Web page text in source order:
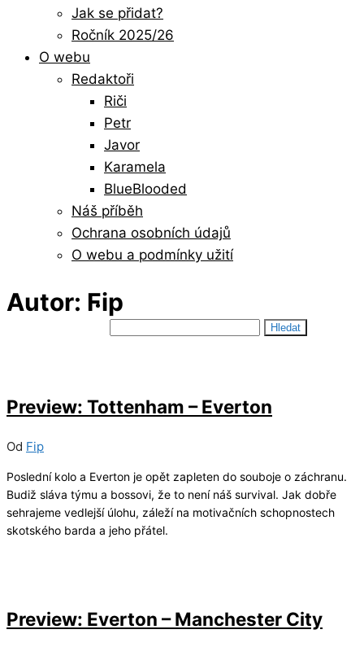
Jak se přidat?
Ročník 2025/26
O webu
Redaktoři
Riči
Petr
Javor
Karamela
BlueBlooded
Náš příběh
Ochrana osobních údajů
O webu a podmínky užití
Autor: Fip
Preview: Tottenham – Everton
Od Fip
Poslední kolo a Everton je opět zapleten do souboje o záchranu.
Budiž sláva týmu a bossovi, že to není náš survival. Jak dobře
sehrajeme vedlejší úlohu, záleží na motivačních schopnostech
skotského barda a jeho přátel.
Preview: Everton – Manchester City